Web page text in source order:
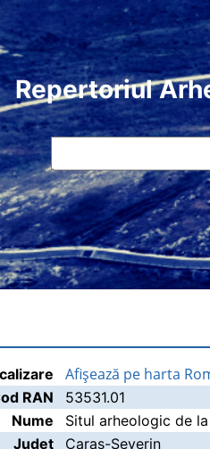
Repertoriul
Afişează pe harta
RAN
53531.01
Nume
Situl arheologic de
Județ
Caraş-Severin